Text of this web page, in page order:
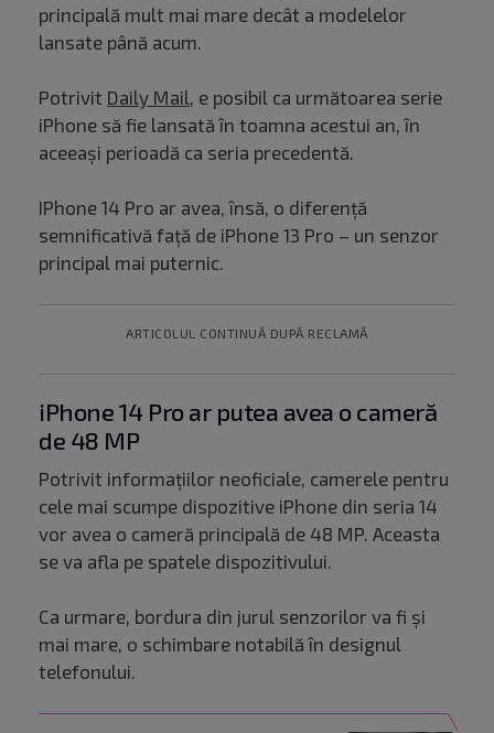
principală mult mai mare decât a modelelor
lansate până acum.
Potrivit Daily Mail, e posibil ca următoarea serie
iPhone să fie lansată în toamna acestui an, în
aceeași perioadă ca seria precedentă.
IPhone 14 Pro ar avea, însă, o diferență
semnificativă față de iPhone 13 Pro – un senzor
principal mai puternic.
ARTICOLUL CONTINUĂ DUPĂ RECLAMĂ
iPhone 14 Pro ar putea avea o cameră
de 48 MP
Potrivit informațiilor neoficiale, camerele pentru
cele mai scumpe dispozitive iPhone din seria 14
vor avea o cameră principală de 48 MP. Aceasta
se va afla pe spatele dispozitivului.
Ca urmare, bordura din jurul senzorilor va fi și
mai mare, o schimbare notabilă în designul
telefonului.